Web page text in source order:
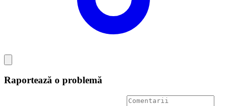
Raportează o problemă